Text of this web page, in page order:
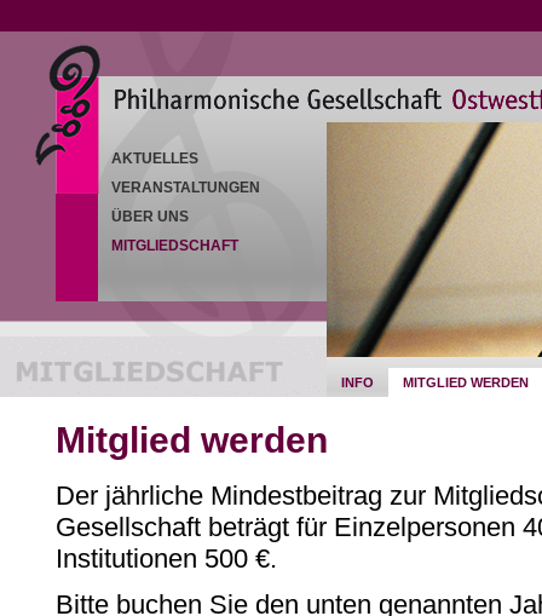
AKTUELLES
VERANSTALTUNGEN
ÜBER UNS
MITGLIEDSCHAFT
INFO MITGLIED WERDEN
Mitglied werden
Der jährliche Mindestbeitrag zur
Gesellschaft beträgt für Einzelpersonen
Institutionen 500 €.
Bitte buchen Sie den unten genannten